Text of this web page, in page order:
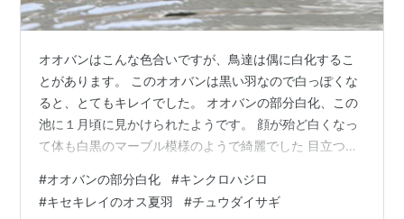
オオバンはこんな色合いですが、鳥達は偶に白化するこ
とがあります。 このオオバンは黒い羽なので白っぽくな
ると、とてもキレイでした。 オオバンの部分白化、この
池に１月頃に見かけられたようです。 顔が殆ど白くなっ
て体も白黒のマーブル模様のようで綺麗でした 目立つん
近くて浅いようで、直ぐ水底の水草が採れるようで沢山
食べていました。 この池でのキンクロハジロはあまり見
#オオバンの部分白化 #キンクロハジロ
#キセキレイのオス夏羽 #チュウダイサギ